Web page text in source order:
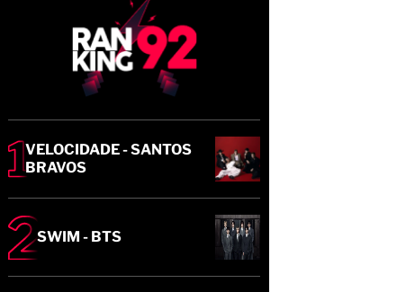
VELOCIDADE - SANTOS
BRAVOS
SWIM - BTS